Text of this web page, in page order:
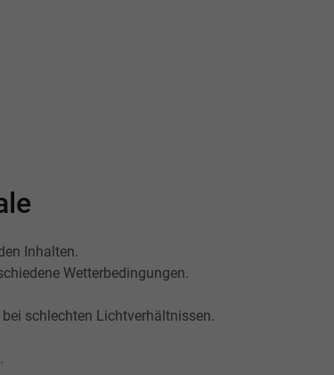
Inhalten.
Wetterbedingungen.
schlechten Lichtverhältnissen.